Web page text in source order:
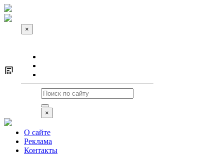
×
×
О сайте
Реклама
Контакты